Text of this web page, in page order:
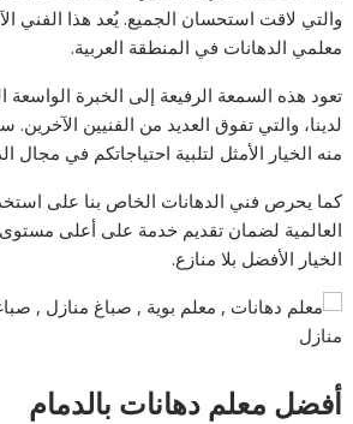
والتي لاقت استحسان الجميع. يُعد هذا الفني
معلمي الدهانات في المنطقة العربية.
تعود هذه السمعة الرفيعة إلى الخبرة الواسعة
لدينا، والتي تفوق العديد من الفنيين
منه الخيار الأمثل لتلبية احتياجاتكم في مجال
كما يحرص فني الدهانات الخاص بنا على
العالمية لضمان تقديم خدمة على أعلى
الخيار الأفضل بلا منازع.
أفضل معلم دهانات بالدمام